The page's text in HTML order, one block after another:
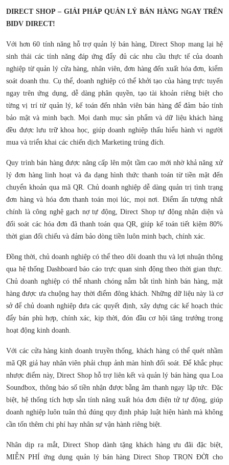
DIRECT SHOP – GIẢI PHÁP QUẢN LÝ BÁN HÀNG NGAY TRÊN
BIDV DIRECT!
Với hơn 60 tính năng hỗ trợ quản lý bán hàng, Direct Shop mang lại hệ
sinh thái các tính năng đáp ứng đẩy đủ các nhu cầu thực tế của doanh
nghiệp từ quản lý cửa hàng, nhân viên, đơn hàng đến xuất hóa đơn, kiểm
soát doanh thu. Cụ thể, doanh nghiệp có thể khởi tạo của hàng trực tuyến
ngay trên ứng dụng, dễ dàng phân quyền, tạo tài khoản riêng biệt cho
từng vị trí từ quản lý, kế toán đến nhân viên bán hàng để đảm bảo tính
bảo mật và minh bạch. Mọi danh mục sản phẩm và dữ liệu khách hàng
đều được lưu trữ khoa học, giúp doanh nghiệp thấu hiểu hành vi người
mua và triển khai các chiến dịch Marketing trúng đích.
Quy trình bán hàng được nâng cấp lên một tầm cao mới nhờ khả năng xử
lý đơn hàng linh hoạt và đa dạng hình thức thanh toán từ tiền mặt đến
chuyển khoản qua mã QR. Chủ doanh nghiệp dễ dàng quản trị tình trạng
đơn hàng và hóa đơn thanh toán mọi lúc, mọi nơi. Điểm ấn tượng nhất
chính là công nghệ gạch nợ tự động, Direct Shop tự động nhận diện và
đối soát các hóa đơn đã thanh toán qua QR, giúp kế toán tiết kiệm 80%
thời gian đối chiếu và đảm bảo dòng tiền luôn minh bạch, chính xác.
Đồng thời, chủ doanh nghiệp có thể theo dõi doanh thu và lợi nhuận thông
qua hệ thống Dashboard báo cáo trực quan sinh động theo thời gian thực.
Chủ doanh nghiệp có thể nhanh chóng nắm bắt tình hình bán hàng, mặt
hàng được ưa chuộng hay thời điểm đông khách. Những dữ liệu này là cơ
sở để chủ doanh nghiệp đưa các quyết định, xây dựng các kế hoạch thúc
đẩy bán phù hợp, chính xác, kịp thời, đón đầu cơ hội tăng trưởng trong
hoạt động kinh doanh.
Với các cửa hàng kinh doanh truyền thống, khách hàng có thể quét nhầm
mã QR giả hay nhân viên phải chụp ảnh màn hình đối soát. Để khắc phục
nhược điểm này, Direct Shop hỗ trợ liên kết và quản lý bán hàng qua Loa
Soundbox, thông báo số tiền nhận được bằng âm thanh ngay lập tức. Đặc
biệt, hệ thống tích hợp sẵn tính năng xuất hóa đơn điện tử tự động, giúp
doanh nghiệp luôn tuân thủ đúng quy định pháp luật hiện hành mà không
cần tốn thêm chi phí hay nhân sự vận hành riêng biệt.
Nhân dịp ra mắt, Direct Shop dành tặng khách hàng ưu đãi đặc biệt,
MIỄN PHÍ ứng dụng quản lý bán hàng Direct Shop TRỌN ĐỜI cho